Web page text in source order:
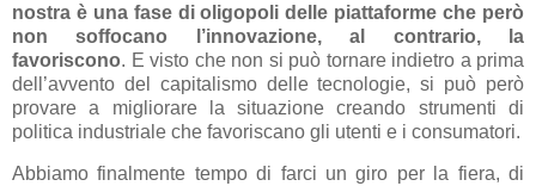
nostra è una fase di oligopoli delle piattaforme che però
non soffocano l’innovazione, al contrario, la
favoriscono. E visto che non si può tornare indietro a prima
dell’avvento del capitalismo delle tecnologie, si può però
provare a migliorare la situazione creando strumenti di
politica industriale che favoriscano gli utenti e i consumatori.
Abbiamo finalmente tempo di farci un giro per la fiera, di